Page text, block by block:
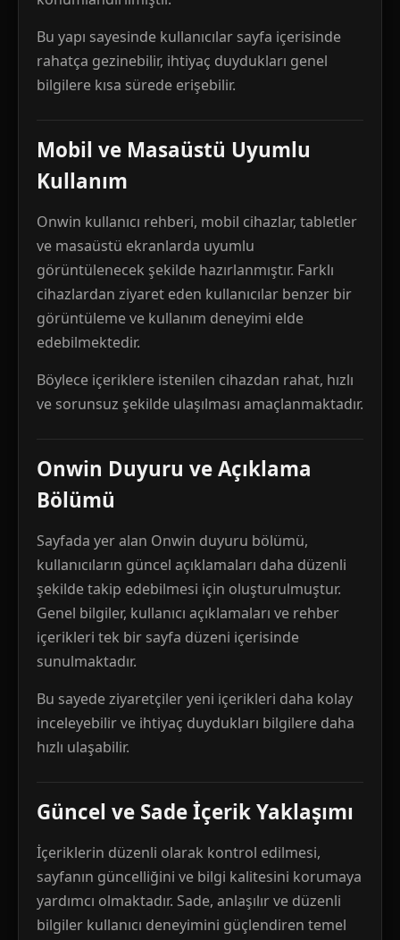
Bu yapı sayesinde kullanıcılar sayfa içerisinde
rahatça gezinebilir, ihtiyaç duydukları genel
bilgilere kısa sürede erişebilir.
Mobil ve Masaüstü Uyumlu
Kullanım
Onwin kullanıcı rehberi, mobil cihazlar, tabletler
ve masaüstü ekranlarda uyumlu
görüntülenecek şekilde hazırlanmıştır. Farklı
cihazlardan ziyaret eden kullanıcılar benzer bir
görüntüleme ve kullanım deneyimi elde
edebilmektedir.
Böylece içeriklere istenilen cihazdan rahat, hızlı
ve sorunsuz şekilde ulaşılması amaçlanmaktadır.
Onwin Duyuru ve Açıklama
Bölümü
Sayfada yer alan Onwin duyuru bölümü,
kullanıcıların güncel açıklamaları daha düzenli
şekilde takip edebilmesi için oluşturulmuştur.
Genel bilgiler, kullanıcı açıklamaları ve rehber
içerikleri tek bir sayfa düzeni içerisinde
sunulmaktadır.
Bu sayede ziyaretçiler yeni içerikleri daha kolay
inceleyebilir ve ihtiyaç duydukları bilgilere daha
hızlı ulaşabilir.
Güncel ve Sade İçerik Yaklaşımı
İçeriklerin düzenli olarak kontrol edilmesi,
sayfanın güncelliğini ve bilgi kalitesini korumaya
yardımcı olmaktadır. Sade, anlaşılır ve düzenli
bilgiler kullanıcı deneyimini güçlendiren temel